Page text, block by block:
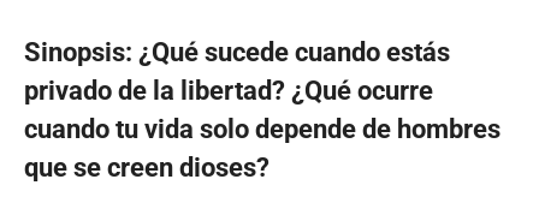
Sinopsis: ¿Qué sucede cuando estás
privado de la libertad? ¿Qué ocurre
cuando tu vida solo depende de hombres
que se creen dioses?